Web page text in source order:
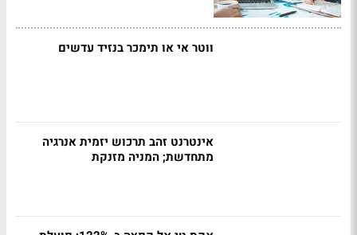
ווטר אי או תימכר בנזיד עדשים
אינטרנט זהב תרכוש יזמית אנרגיה
מתחדשת; המניה מזנקת